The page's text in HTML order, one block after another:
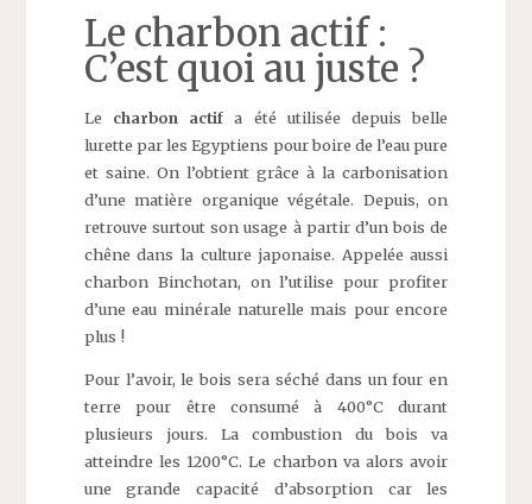
Le charbon actif :
C’est quoi au juste ?
Le charbon actif a été utilisée depuis belle
lurette par les Egyptiens pour boire de l’eau pure
et saine. On l’obtient grâce à la carbonisation
d’une matière organique végétale. Depuis, on
retrouve surtout son usage à partir d’un bois de
chêne dans la culture japonaise. Appelée aussi
charbon Binchotan, on l’utilise pour profiter
d’une eau minérale naturelle mais pour encore
plus !
Pour l’avoir, le bois sera séché dans un four en
terre pour être consumé à 400°C durant
plusieurs jours. La combustion du bois va
atteindre les 1200°C. Le charbon va alors avoir
une grande capacité d’absorption car les